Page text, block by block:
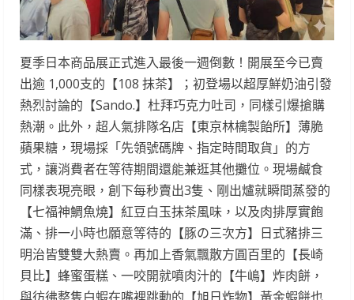
夏季日本商品展正式進入最後一週倒數！開展至今已賣
出逾 1,000支的【108 抹茶】；初登場以超厚鮮奶油引發
熱烈討論的【Sando.】杜拜巧克力吐司，同樣引爆搶購
熱潮。此外，超人氣排隊名店【東京林檎製飴所】薄脆
蘋果糖，現場採「先領號碼牌、指定時間取貨」的方
式，讓消費者在等待期間還能兼逛其他攤位。現場鹹食
同樣表現亮眼，創下每秒賣出3隻、剛出爐就瞬間蒸發的
【七福神鯛魚燒】紅豆白玉抹茶風味，以及肉排厚實飽
滿、排一小時也願意等待的【豚の三次方】日式豬排三
明治皆雙雙大熱賣。再加上香氣飄散方圓百里的【長崎
貝比】蜂蜜蛋糕、一咬開就噴肉汁的【牛嶋】炸肉餅，